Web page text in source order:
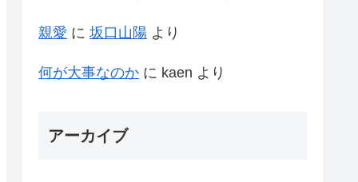
親愛 に 坂口山陽 より
何が大事なのか に kaen より
アーカイブ